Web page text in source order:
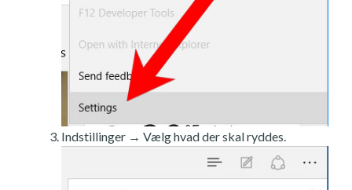
Indstillinger → Vælg hvad der skal ryddes.